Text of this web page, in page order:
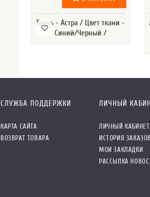
Ткань - Астра / Цвет ткани -
Синий/Черный /
СЛУЖБА ПОДДЕРЖКИ
КАРТА САЙТА
ВОЗВРАТ ТОВАРА
ЛИЧНЫЙ
ЛИЧНЫЙ КАБИНЕТ
ИСТОРИЯ ЗАКАЗОВ
МОИ ЗАКЛАДКИ
РАССЫЛКА